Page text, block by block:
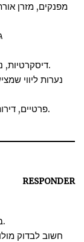
מפנקים, מזרן
דיסקרטיות, נוחיות – אלה העיקרונות של עבודה שלנו.
נערות ליווי
פרטיים, דירות דיסקרטיות, חדרים לפי שעה ובתי מלון.
RESPONDER
במלון אינדיגו, בעל סטנדרטים בינלאומיים.
חשוב לבדוק